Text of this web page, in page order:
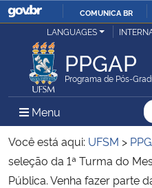
COMUNICA BR
Ministério da Justiça e Segurança
Ministério da Defesa
Ministério das Relações Exteriores
Ministério da Economia
LANGUAGES
PPGAP
Programa de Pós-
Menu Menu Principal
Você está aqui: UFSM >
seleção da 1ª Turma do
Pública. Venha fazer parte